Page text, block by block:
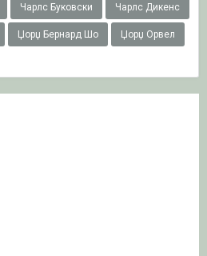
Чарлс Буковски Чарлс Дикенс
Џорџ Бернард Шо Џорџ Орвел